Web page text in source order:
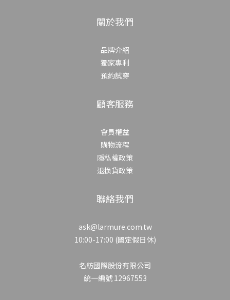
關於我們
品牌介紹
獨家專利
預約試穿
顧客服務
會員權益
購物流程
隱私權政策
退換貨政策
聯絡我們
ask@larmure.com.tw
10:00-17:00 (國定假日休)
名紡國際股份有限公司
統一編號 12967553